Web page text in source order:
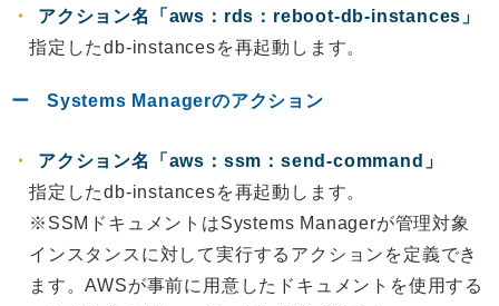
アクション名「aws：rds：reboot-db-instances」
指定したdb-instancesを再起動します。
Systems Managerのアクション
アクション名「aws：ssm：send-command」
指定したdb-instancesを再起動します。
※SSMドキュメントはSystems Managerが管理対象
インスタンスに対して実行するアクションを定義でき
ます。AWSが事前に用意したドキュメントを使用する